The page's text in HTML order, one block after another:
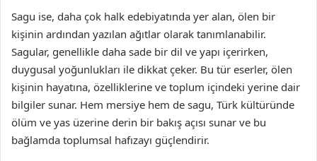
Sagu ise, daha çok halk edebiyatında yer alan, ölen bir
kişinin ardından yazılan ağıtlar olarak tanımlanabilir.
Sagular, genellikle daha sade bir dil ve yapı içerirken,
duygusal yoğunlukları ile dikkat çeker. Bu tür eserler, ölen
kişinin hayatına, özelliklerine ve toplum içindeki yerine dair
bilgiler sunar. Hem mersiye hem de sagu, Türk kültüründe
ölüm ve yas üzerine derin bir bakış açısı sunar ve bu
bağlamda toplumsal hafızayı güçlendirir.